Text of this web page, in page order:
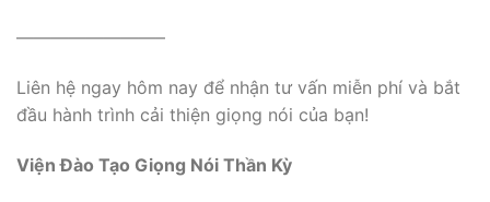
————————–
Liên hệ ngay hôm nay để nhận tư vấn miễn phí và bắt
đầu hành trình cải thiện giọng nói của bạn!
Viện Đào Tạo Giọng Nói Thần Kỳ